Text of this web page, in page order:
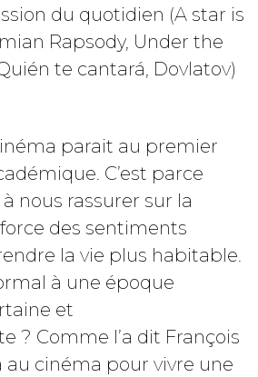
du quotidien (A star is
Rapsody, Under the
te cantará, Dovlatov)
parait au premier
C’est parce
nous rassurer sur la
des sentiments
la vie plus habitable.
à une époque
et
? Comme l’a dit François
au cinéma pour vivre une